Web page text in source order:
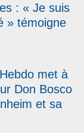
: « Je suis
» témoigne
Provence
Hebdo met à
Don Bosco
et sa